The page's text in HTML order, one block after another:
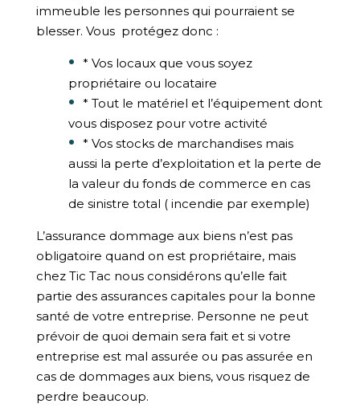
immeuble les personnes qui pourraient se
blesser. Vous protégez donc :
* Vos locaux que vous soyez
propriétaire ou locataire
* Tout le matériel et l’équipement dont
vous disposez pour votre activité
* Vos stocks de marchandises mais
aussi la perte d’exploitation et la perte de
la valeur du fonds de commerce en cas
de sinistre total ( incendie par exemple)
L’assurance dommage aux biens n’est pas
obligatoire quand on est propriétaire, mais
chez Tic Tac nous considérons qu’elle fait
partie des assurances capitales pour la bonne
santé de votre entreprise. Personne ne peut
prévoir de quoi demain sera fait et si votre
entreprise est mal assurée ou pas assurée en
cas de dommages aux biens, vous risquez de
perdre beaucoup.